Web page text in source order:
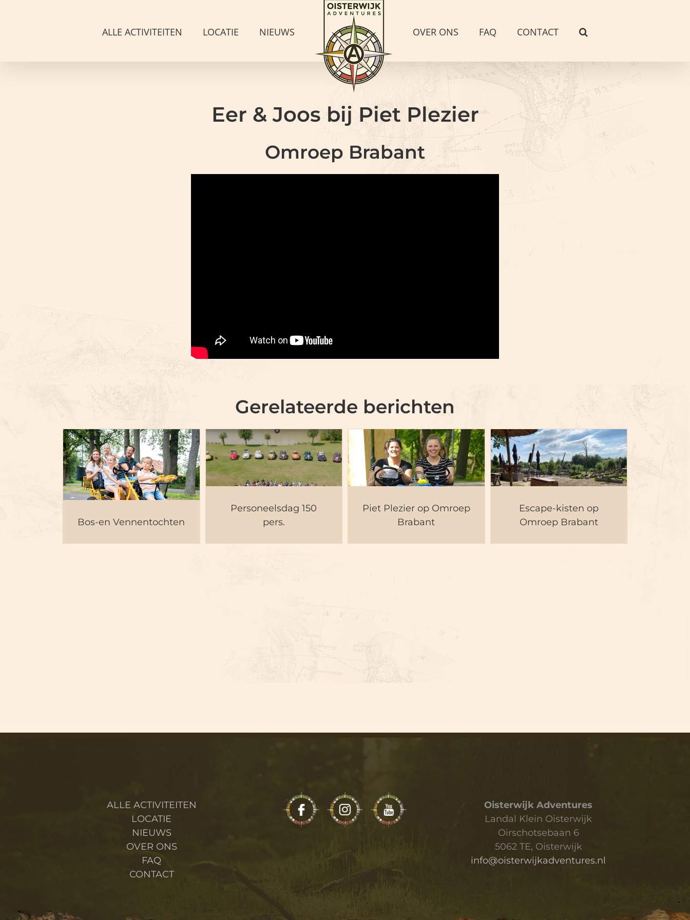
ALLE ACTIVITEITEN LOCATIE NIEUWS OVER ONS FAQ CONTACT
Eer & Joos bij Piet Plezier
Omroep Brabant
Gerelateerde berichten
Bos-en
Vennentochten
Bos-en Vennentochten
Personeelsdag 150
Personeelsdag 150
pers.
Piet Plezier op
Piet Plezier op Omroep
Brabant
Escape-kisten op
Escape-kisten op
Omroep Brabant
ALLE ACTIVITEITEN
LOCATIE
NIEUWS
OVER ONS
FAQ
CONTACT
Oisterwijk Adventures
Landal Klein Oisterwijk
Oirschotsebaan 6
5062 TE, Oisterwijk
info@oisterwijkadventures.nl